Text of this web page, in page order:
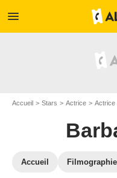
menu
Accueil Stars Actrice Actrice
Accueil Filmographie